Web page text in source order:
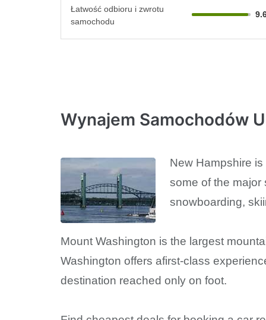
Łatwość odbioru i zwrotu
samochodu
Wynajem Samochodów
New Hampshire
some of the major
snowboarding,
Mount Washington is the largest
Washington offers afirst-class
destination reached only on foot.